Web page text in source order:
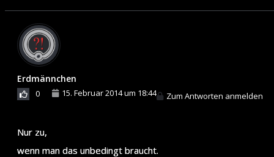
Erdmännchen
0 15. Februar 2014 um 18:44 Zum Antworten anmelden
Nur zu,
wenn man das unbedingt braucht.